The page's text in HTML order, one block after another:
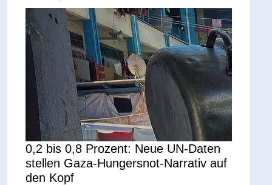
0,2 bis 0,8 Prozent: Neue UN-Daten
stellen Gaza-Hungersnot-Narrativ auf
den Kopf